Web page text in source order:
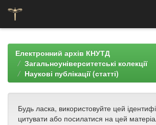
navigationЕлектронний архів КНУТД
Загальноуніверситетські колекції
Наукові публікації (статті)
Будь ласка, використовуйте цей
цитувати або посилатися на цей